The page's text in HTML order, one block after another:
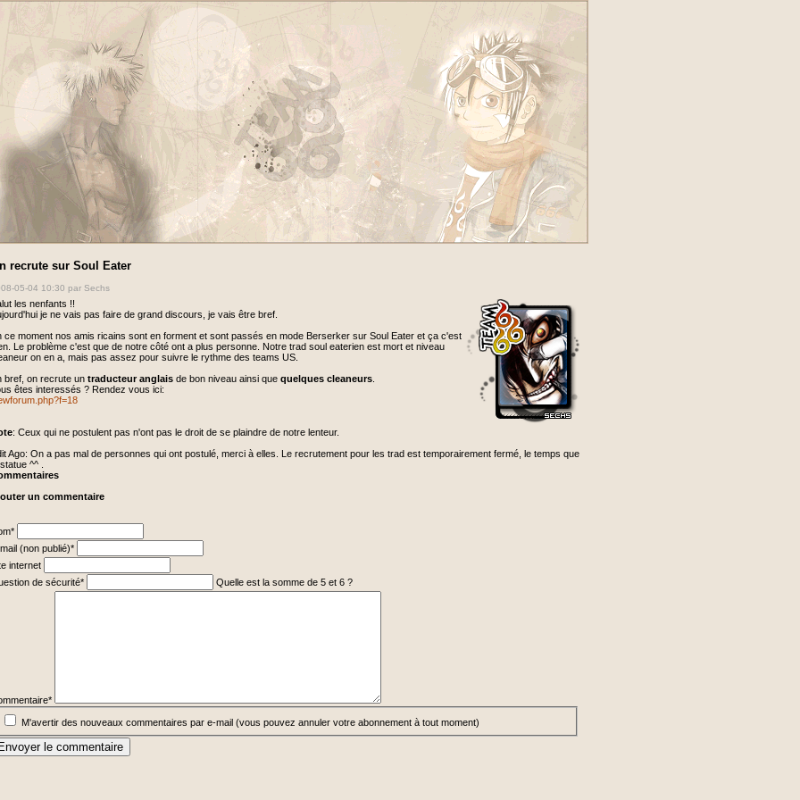
recrute sur Soul Eater
05-04 10:30 par Sechs
les nenfants !!
je ne vais pas faire de grand discours, je vais être bref.
ce moment nos amis ricains sont en forment et sont passés en mode Berserker sur Soul Eater et ça c'est
Le problème c'est que de notre côté ont a plus personne. Notre trad soul eaterien est mort et niveau
on en a, mais pas assez pour suivre le rythme des teams US.
bref, on recrute un traducteur anglais de bon niveau ainsi que quelques cleaneurs
êtes interessés ? Rendez vous ici:
: Ceux qui ne postulent pas n'ont pas le droit de se plaindre de notre lenteur.
Ago: On a pas mal de personnes qui ont postulé, merci à elles. Le recrutement pour les trad est temporairement fermé, le temps que
^^ .
un commentaire
*
(non publié)*
internet
de sécurité*
Quelle est la somme de 5 et 6 ?
*
M'avertir des nouveaux commentaires par e-mail (vous pouvez annuler votre abonnement à tout moment)
le commentaire